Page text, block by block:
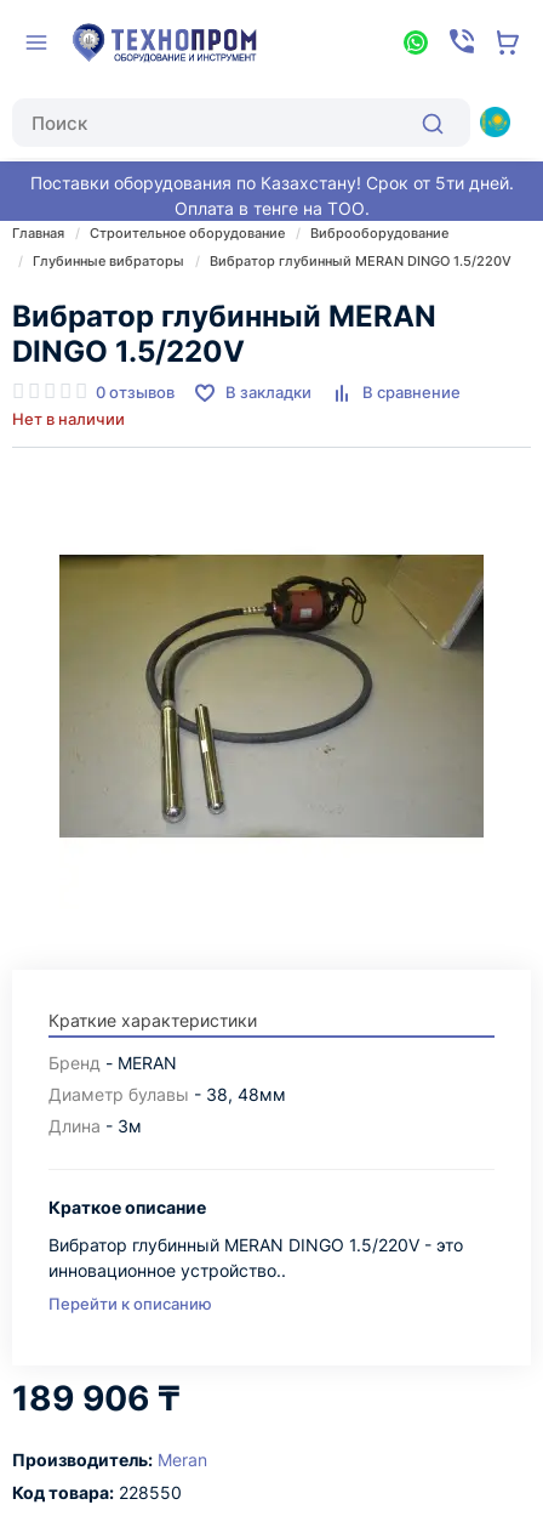
Поставки оборудования по Казахстану! Срок от 5ти дней.
Оплата в тенге на ТОО.
Главная Строительное оборудование
Виброоборудование
Глубинные вибраторы
Вибратор глубинный MERAN DINGO 1.5/220V
Вибратор глубинный MERAN
DINGO 1.5/220V
0 отзывов В закладки
В сравнение
Нет в наличии
Краткие характеристики
Бренд - MERAN
Диаметр булавы - 38, 48мм
Длина - 3м
Краткое описание
Вибратор глубинный MERAN DINGO 1.5/220V - это
инновационное устройство..
Перейти к описанию
189 906 ₸
Производитель: Meran
Код товара: 228550